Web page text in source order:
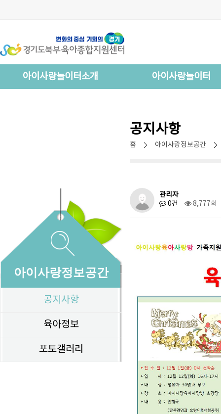
아이사랑놀이터소개 아이사랑놀이터
아이사랑정보공간
공지사항
육아정보
포토갤러리
공지사항
홈 아이사랑정보공간
관리자
0건
8,777회